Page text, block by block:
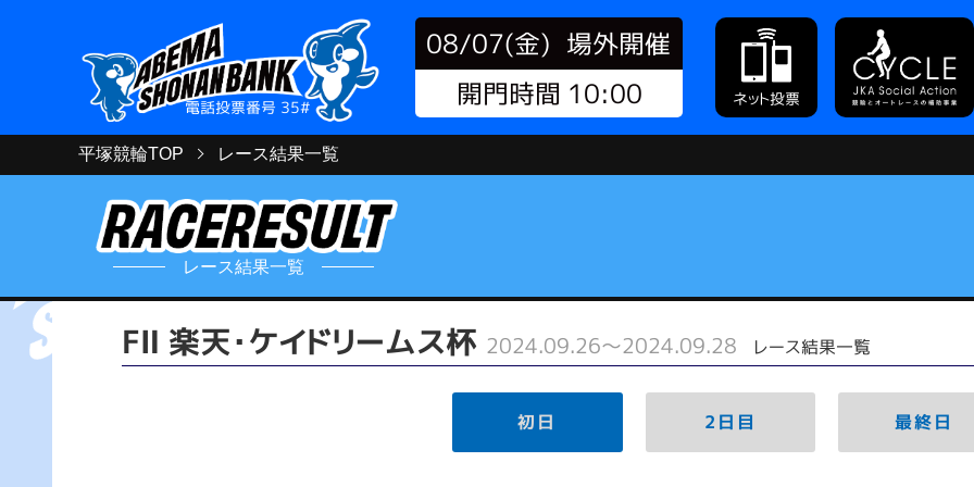
電話投票番号 35#
08/07(金) 場外開催
開門時間 10:00
ネット投票
平塚競輪TOP レース結果一覧
レース結果一覧
FⅡ 楽天・ケイドリームス杯 2024.09.26～2024.09.28 レース結果一覧
初日 2日目 最終日